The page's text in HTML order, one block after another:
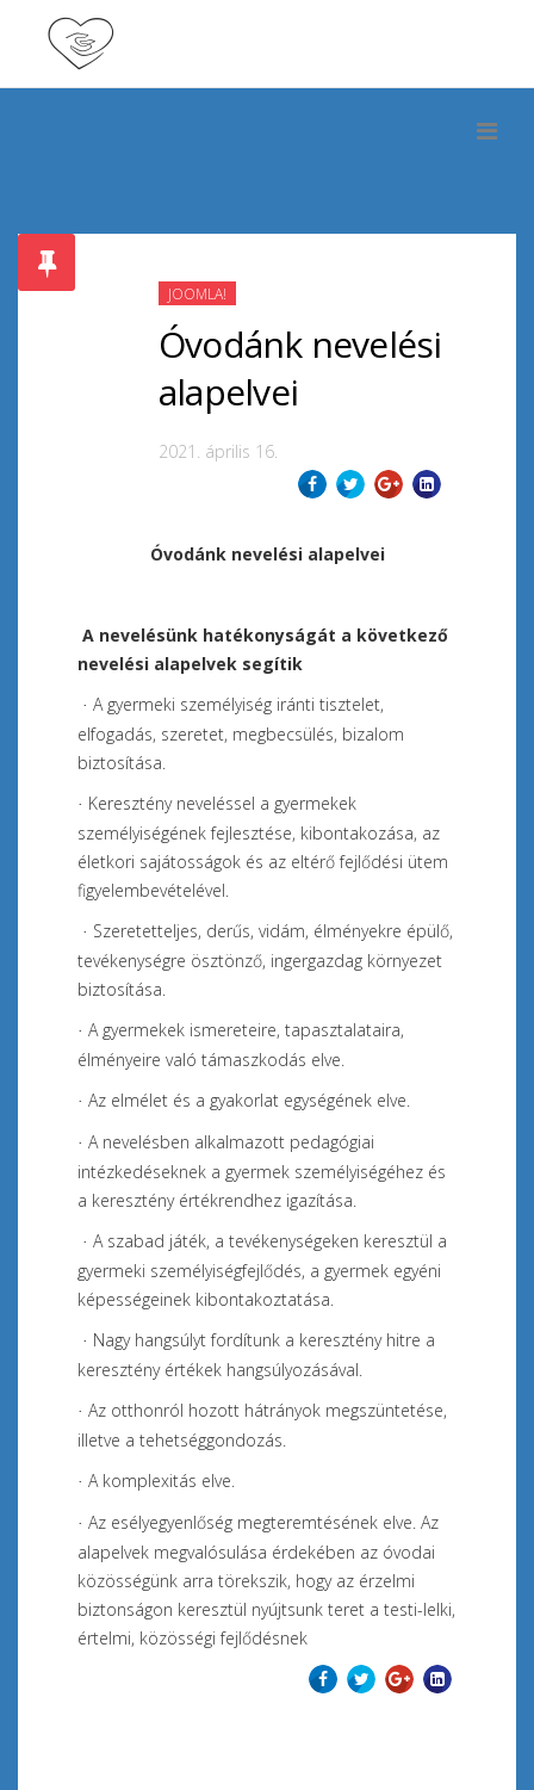
JOOMLA!
Óvodánk nevelési
alapelvei
2021. április 16.
Óvodánk nevelési alapelvei
A nevelésünk hatékonyságát a következő
nevelési alapelvek segítik
· A gyermeki személyiség iránti tisztelet,
elfogadás, szeretet, megbecsülés, bizalom
biztosítása.
· Keresztény neveléssel a gyermekek
személyiségének fejlesztése, kibontakozása, az
életkori sajátosságok és az eltérő fejlődési ütem
figyelembevételével.
· Szeretetteljes, derűs, vidám, élményekre épülő,
tevékenységre ösztönző, ingergazdag környezet
biztosítása.
· A gyermekek ismereteire, tapasztalataira,
élményeire való támaszkodás elve.
· Az elmélet és a gyakorlat egységének elve.
· A nevelésben alkalmazott pedagógiai
intézkedéseknek a gyermek személyiségéhez és
a keresztény értékrendhez igazítása.
· A szabad játék, a tevékenységeken keresztül a
gyermeki személyiségfejlődés, a gyermek egyéni
képességeinek kibontakoztatása.
· Nagy hangsúlyt fordítunk a keresztény hitre a
keresztény értékek hangsúlyozásával.
· Az otthonról hozott hátrányok megszüntetése,
illetve a tehetséggondozás.
· A komplexitás elve.
· Az esélyegyenlőség megteremtésének elve. Az
alapelvek megvalósulása érdekében az óvodai
közösségünk arra törekszik, hogy az érzelmi
biztonságon keresztül nyújtsunk teret a testi-lelki,
értelmi, közösségi fejlődésnek